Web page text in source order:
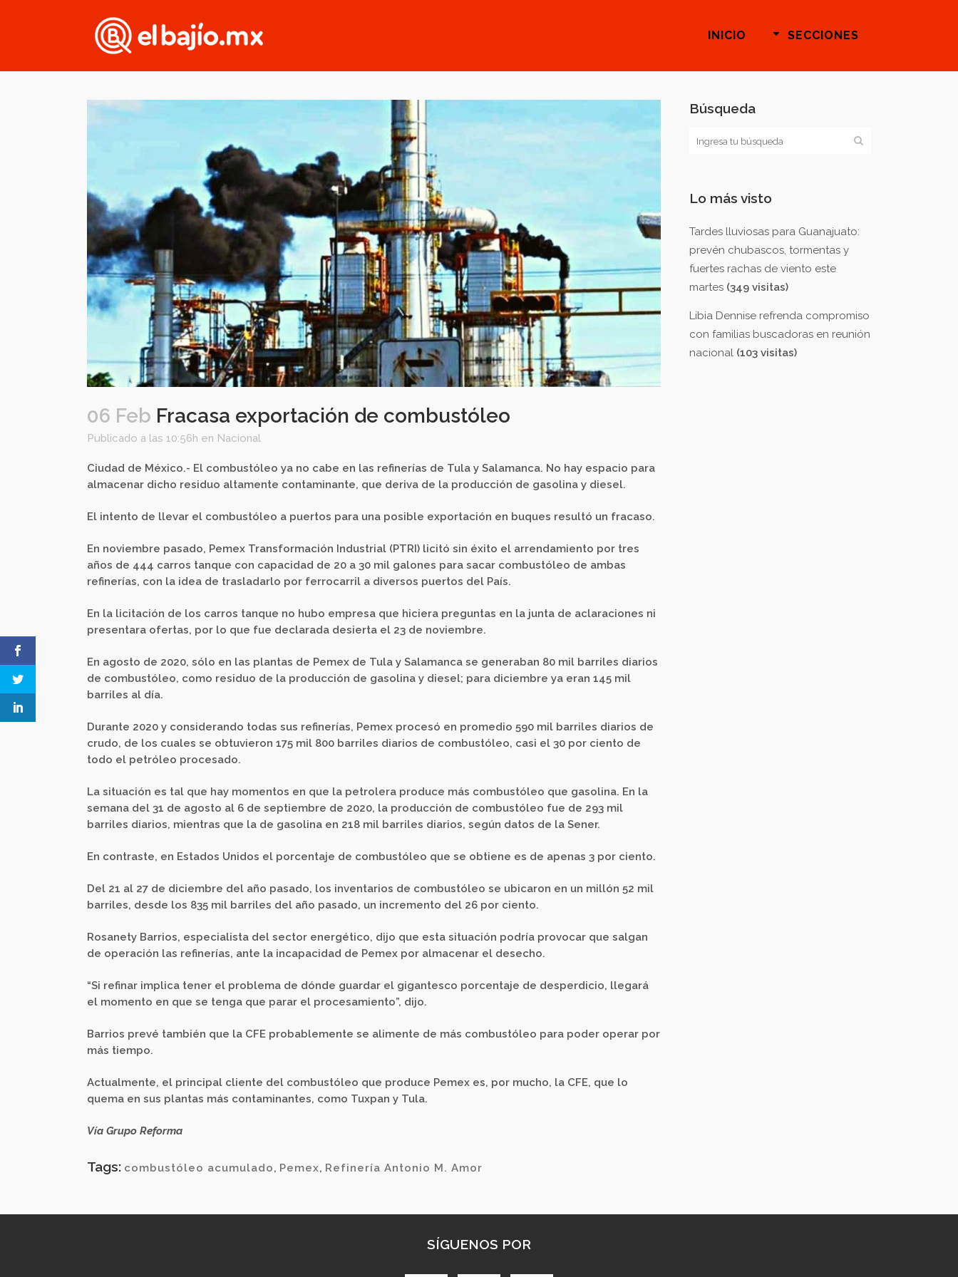
INICIO SECCIONES
06 Feb Fracasa exportación de combustóleo
Publicado a las 10:56h en Nacional
Ciudad de México.- El combustóleo ya no cabe en las refinerías de Tula y Salamanca. No hay espacio para
almacenar dicho residuo altamente contaminante, que deriva de la producción de gasolina y diesel.
El intento de llevar el combustóleo a puertos para una posible exportación en buques resultó un fracaso.
En noviembre pasado, Pemex Transformación Industrial (PTRI) licitó sin éxito el arrendamiento por tres
años de 444 carros tanque con capacidad de 20 a 30 mil galones para sacar combustóleo de ambas
refinerías, con la idea de trasladarlo por ferrocarril a diversos puertos del País.
En la licitación de los carros tanque no hubo empresa que hiciera preguntas en la junta de aclaraciones ni
presentara ofertas, por lo que fue declarada desierta el 23 de noviembre.
En agosto de 2020, sólo en las plantas de Pemex de Tula y Salamanca se generaban 80 mil barriles diarios
de combustóleo, como residuo de la producción de gasolina y diesel; para diciembre ya eran 145 mil
barriles al día.
Durante 2020 y considerando todas sus refinerías, Pemex procesó en promedio 590 mil barriles diarios de
crudo, de los cuales se obtuvieron 175 mil 800 barriles diarios de combustóleo, casi el 30 por ciento de
todo el petróleo procesado.
La situación es tal que hay momentos en que la petrolera produce más combustóleo que gasolina. En la
semana del 31 de agosto al 6 de septiembre de 2020, la producción de combustóleo fue de 293 mil
barriles diarios, mientras que la de gasolina en 218 mil barriles diarios, según datos de la Sener.
En contraste, en Estados Unidos el porcentaje de combustóleo que se obtiene es de apenas 3 por ciento.
Del 21 al 27 de diciembre del año pasado, los inventarios de combustóleo se ubicaron en un millón 52 mil
barriles, desde los 835 mil barriles del año pasado, un incremento del 26 por ciento.
Rosanety Barrios, especialista del sector energético, dijo que esta situación podría provocar que salgan
de operación las refinerías, ante la incapacidad de Pemex por almacenar el desecho.
“Si refinar implica tener el problema de dónde guardar el gigantesco porcentaje de desperdicio, llegará
el momento en que se tenga que parar el procesamiento”, dijo.
Barrios prevé también que la CFE probablemente se alimente de más combustóleo para poder operar por
más tiempo.
Actualmente, el principal cliente del combustóleo que produce Pemex es, por mucho, la CFE, que lo
quema en sus plantas más contaminantes, como Tuxpan y Tula.
Vía Grupo Reforma
Tags: combustóleo acumulado, Pemex, Refinería Antonio M. Amor
Búsqueda
Lo más visto
Tardes lluviosas para Guanajuato:
prevén chubascos, tormentas y
fuertes rachas de viento este
martes (349 visitas)
Libia Dennise refrenda compromiso
con familias buscadoras en reunión
nacional (103 visitas)
SÍGUENOS POR